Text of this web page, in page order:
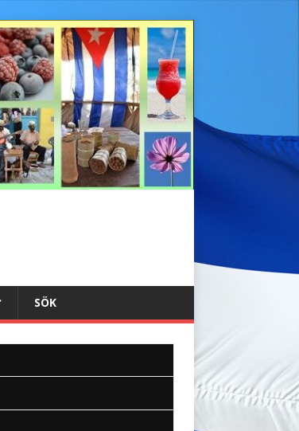
SÖK